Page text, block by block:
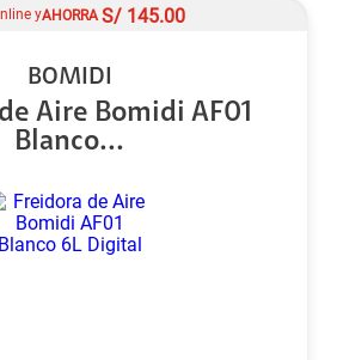
yAHORRA S/ 145.00
BOMIDI
Aire Bomidi AF01
Blanco...